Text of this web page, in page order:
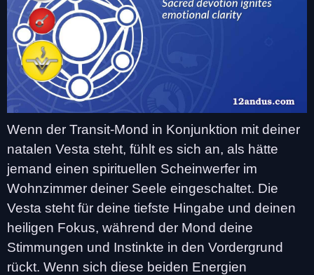
Wenn der Transit-Mond in Konjunktion mit deiner
natalen Vesta steht, fühlt es sich an, als hätte
jemand einen spirituellen Scheinwerfer im
Wohnzimmer deiner Seele eingeschaltet. Die
Vesta steht für deine tiefste Hingabe und deinen
heiligen Fokus, während der Mond deine
Stimmungen und Instinkte in den Vordergrund
rückt. Wenn sich diese beiden Energien